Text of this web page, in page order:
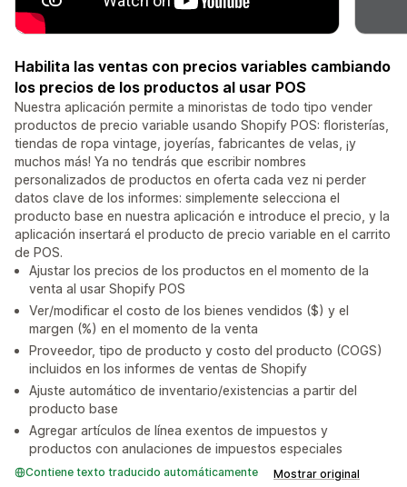
Habilita las ventas con precios variables cambiando
los precios de los productos al usar POS
Nuestra aplicación permite a minoristas de todo tipo vender
productos de precio variable usando Shopify POS: floristerías,
tiendas de ropa vintage, joyerías, fabricantes de velas, ¡y
muchos más! Ya no tendrás que escribir nombres
personalizados de productos en oferta cada vez ni perder
datos clave de los informes: simplemente selecciona el
producto base en nuestra aplicación e introduce el precio, y la
aplicación insertará el producto de precio variable en el carrito
de POS.
Ajustar los precios de los productos en el momento de la
venta al usar Shopify POS
Ver/modificar el costo de los bienes vendidos ($) y el
margen (%) en el momento de la venta
Proveedor, tipo de producto y costo del producto (COGS)
incluidos en los informes de ventas de Shopify
Ajuste automático de inventario/existencias a partir del
producto base
Agregar artículos de línea exentos de impuestos y
productos con anulaciones de impuestos especiales
Contiene texto traducido automáticamente Mostrar original